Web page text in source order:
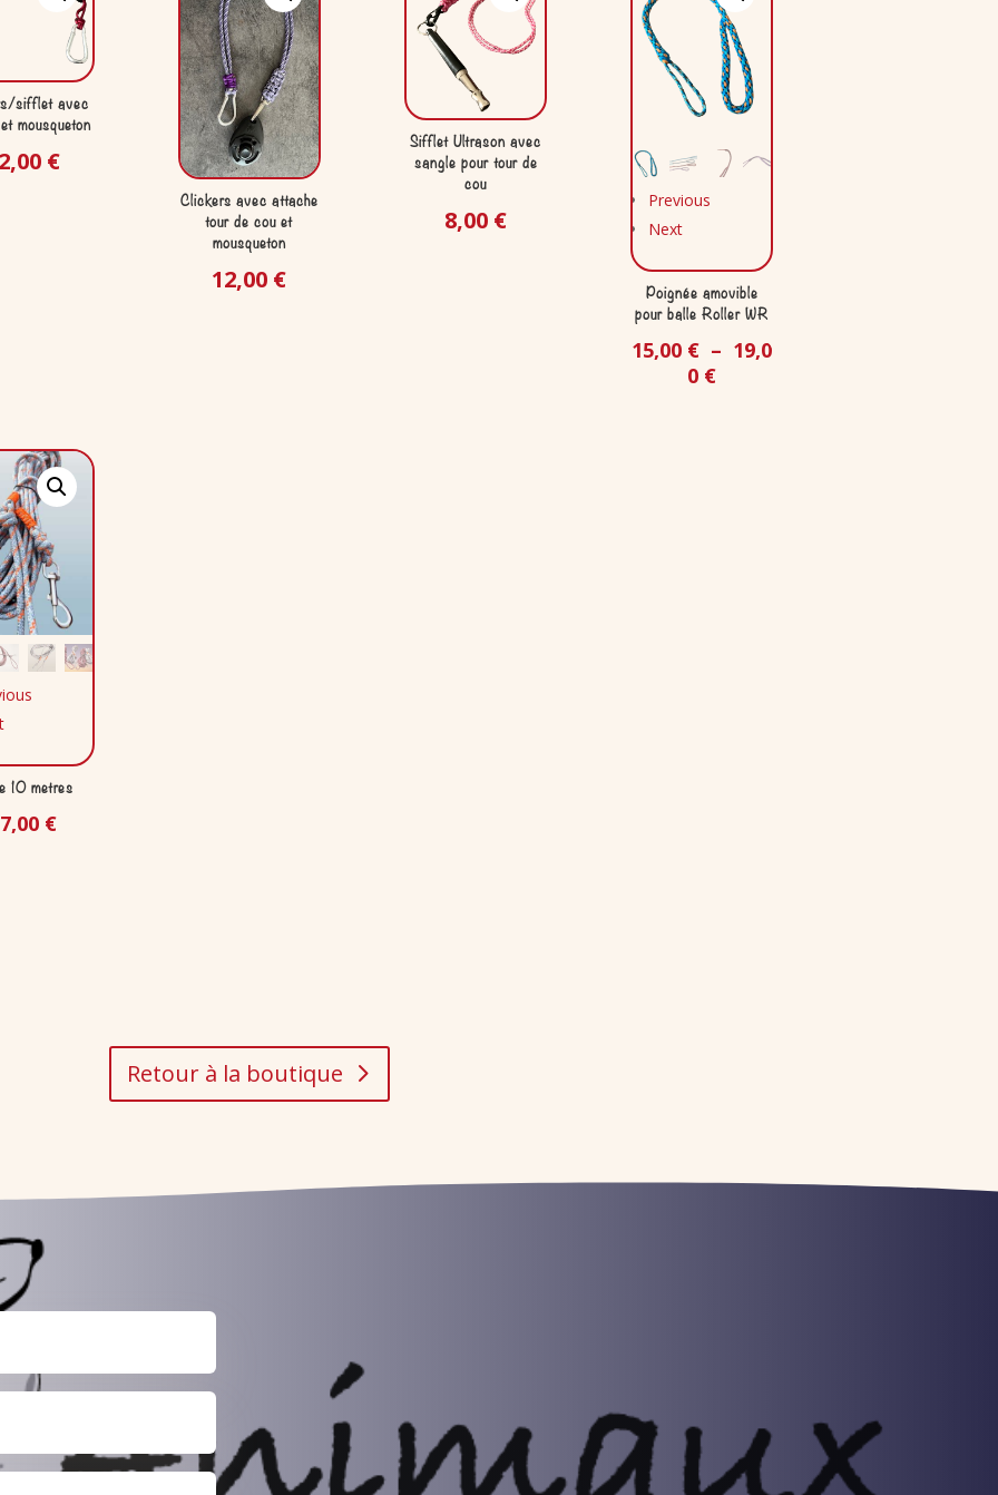
sifflet avec
mousqueton
€
Clickers avec attache
tour de cou et
mousqueton
12,00 €
Sifflet Ultrason avec
sangle pour tour de
cou
8,00 €
Previous
Next
Poignée amovible
pour balle Roller WR
15,00 € – 19,0
0 €
10 metres
€
Retour à la boutique